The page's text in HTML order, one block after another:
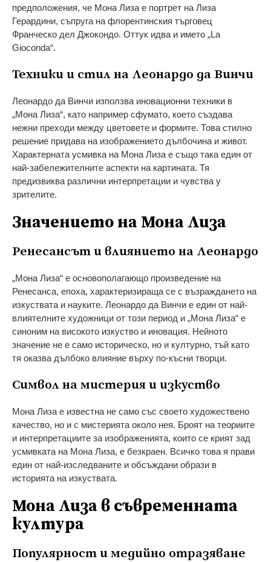
предположения, че Мона Лиза е портрет на Лиза
Герардини, съпруга на флорентинския търговец
Франческо дел Джокондо. Оттук идва и името „La
Gioconda“.
Техники и стил на Леонардо да Винчи
Леонардо да Винчи използва иновационни техники в
„Мона Лиза“, като например сфумато, което създава
нежни преходи между цветовете и формите. Това стилно
решение придава на изображението дълбочина и живот.
Характерната усмивка на Мона Лиза е също така един от
най-забележителните аспекти на картината. Тя
предизвиква различни интерпретации и чувства у
зрителите.
Значението на Мона Лиза
Ренесансът и влиянието на Леонардо
„Мона Лиза“ е основополагающо произведение на
Ренесанса, епоха, характеризираща се с възраждането на
изкуствата и науките. Леонардо да Винчи е един от най-
влиятелните художници от този период и „Мона Лиза“ е
синоним на високото изкуство и иновация. Нейното
значение не е само историческо, но и културно, тъй като
тя оказва дълбоко влияние върху по-късни творци.
Символ на мистерия и изкуство
Мона Лиза е известна не само със своето художествено
качество, но и с мистерията около нея. Броят на теориите
и интерпретациите за изображенията, които се крият зад
усмивката на Мона Лиза, е безкраен. Всичко това я прави
един от най-изследваните и обсъждани образи в
историята на изкуствата.
Мона Лиза в съвременната
култура
Популярност и медийно отразяване